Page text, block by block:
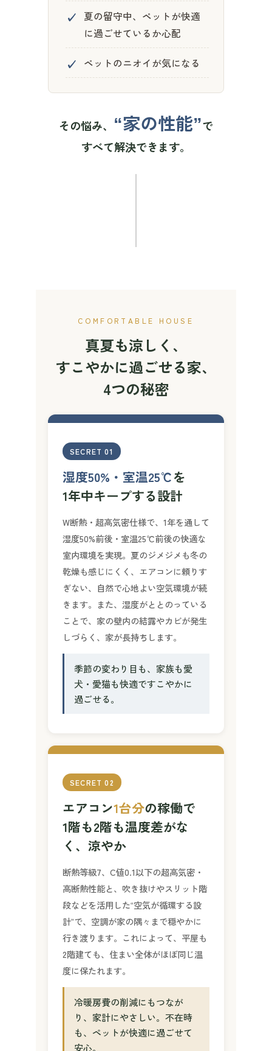
✓
夏の留守中、ペットが快適
に過ごせているか心配
✓ ペットのニオイが気になる
その悩み、 “家の性能”で
すべて解決できます。
COMFORTABLE HOUSE
真夏も涼しく、
すこやかに過ごせる家、
4つの秘密
SECRET 01
湿度50%・室温25℃を
1年中キープする設計
W断熱・超高気密仕様で、1年を通して
湿度50%前後・室温25℃前後の快適な
室内環境を実現。夏のジメジメも冬の
乾燥も感じにくく、エアコンに頼りす
ぎない、自然で心地よい空気環境が続
きます。また、湿度がととのっている
ことで、家の壁内の結露やカビが発生
しづらく、家が長持ちします。
季節の変わり目も、家族も愛
犬・愛猫も快適ですこやかに
過ごせる。
SECRET 02
エアコン1台分の稼働で
1階も2階も温度差がな
く、涼やか
断熱等級7、C値0.1以下の超高気密・
高断熱性能と、吹き抜けやスリット階
段などを活用した“空気が循環する設
計”で、空調が家の隅々まで穏やかに
行き渡ります。これによって、平屋も
2階建ても、住まい全体がほぼ同じ温
度に保たれます。
冷暖房費の削減にもつなが
り、家計にやさしい。不在時
も、ペットが快適に過ごせて
安心。